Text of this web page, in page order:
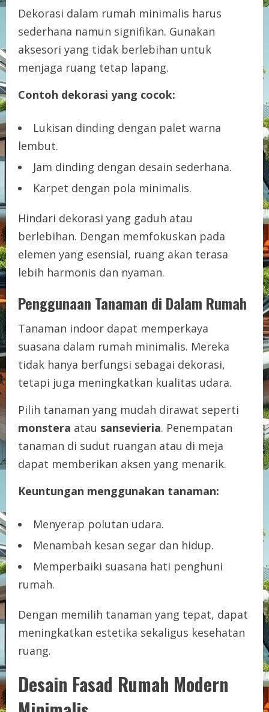
Dekorasi dalam rumah minimalis harus
sederhana namun signifikan. Gunakan
aksesori yang tidak berlebihan untuk
menjaga ruang tetap lapang.
Contoh dekorasi yang cocok:
Lukisan dinding dengan palet warna
lembut.
Jam dinding dengan desain sederhana.
Karpet dengan pola minimalis.
Hindari dekorasi yang gaduh atau
berlebihan. Dengan memfokuskan pada
elemen yang esensial, ruang akan terasa
lebih harmonis dan nyaman.
Penggunaan Tanaman di Dalam Rumah
Tanaman indoor dapat memperkaya
suasana dalam rumah minimalis. Mereka
tidak hanya berfungsi sebagai dekorasi,
tetapi juga meningkatkan kualitas udara.
Pilih tanaman yang mudah dirawat seperti
monstera atau sansevieria. Penempatan
tanaman di sudut ruangan atau di meja
dapat memberikan aksen yang menarik.
Keuntungan menggunakan tanaman:
Menyerap polutan udara.
Menambah kesan segar dan hidup.
Memperbaiki suasana hati penghuni
rumah.
Dengan memilih tanaman yang tepat, dapat
meningkatkan estetika sekaligus kesehatan
ruang.
Desain Fasad Rumah Modern